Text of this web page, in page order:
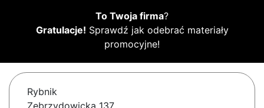
To Twoja firma?
Gratulacje! Sprawdź jak odebrać materiały
promocyjne!
Rybnik